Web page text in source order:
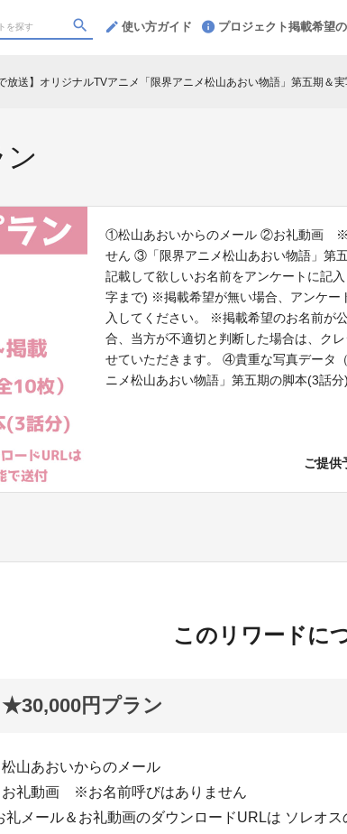
使い方ガイド プロジェクト掲載希望
放送】オリジナルTVアニメ「限界アニメ松山あおい物語」第五期＆
①松山あおいからのメール ②お礼動画 ※
せん ③「限界アニメ松山あおい物語」第
記載して欲しいお名前をアンケートに記
字まで) ※掲載希望が無い場合、アンケー
入してください。 ※掲載希望のお名前が
合、当方が不適切と判断した場合は、ク
せていただきます。 ④貴重な写真データ
ニメ松山あおい物語」第五期の脚本(3話分)
ご提供
このリワードに
★30,000円プラン
松山あおいからのメール
お礼動画 ※お名前呼びはありません
礼メール＆お礼動画のダウンロードURLは ソレオス